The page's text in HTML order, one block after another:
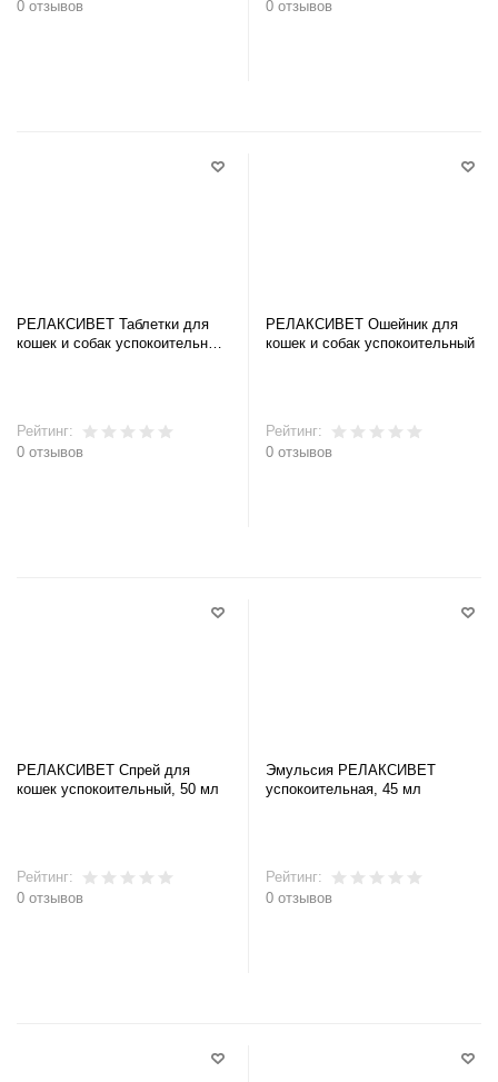
0 отзывов
0 отзывов
РЕЛАКСИВЕТ Таблетки для
кошек и собак успокоительные,
Рейтинг:
0 отзывов
РЕЛАКСИВЕТ Ошейник для
кошек и собак успокоительный
Рейтинг:
0 отзывов
РЕЛАКСИВЕТ Спрей для
кошек успокоительный, 50 мл
Рейтинг:
0 отзывов
Эмульсия РЕЛАКСИВЕТ
успокоительная, 45 мл
Рейтинг:
0 отзывов